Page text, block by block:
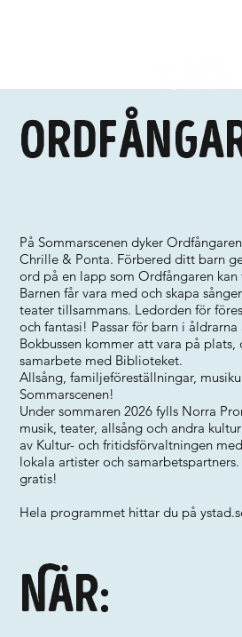
På Sommarscenen dyker
Chrille & Ponta. Förbered ditt barn
ord på en lapp som Ordfångaren kan
Barnen får vara med och skapa
teater tillsammans. Ledorden för
och fantasi! Passar för barn i åldrarna
Bokbussen kommer att vara på plats,
samarbete med Biblioteket.
Allsång, familjeföreställningar,
Sommarscenen!
Under sommaren 2026 fylls Norra
musik, teater, allsång och andra
av Kultur- och fritidsförvaltningen
lokala artister och
gratis!
Hela programmet hittar du på
När: